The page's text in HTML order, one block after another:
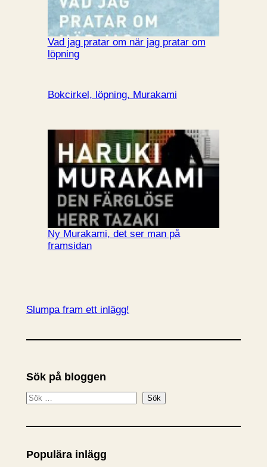
Vad jag pratar om när jag pratar om
löpning
Bokcirkel, löpning, Murakami
Ny Murakami, det ser man på
framsidan
Slumpa fram ett inlägg!
Sök på bloggen
S
k
Sök
Populära inlägg